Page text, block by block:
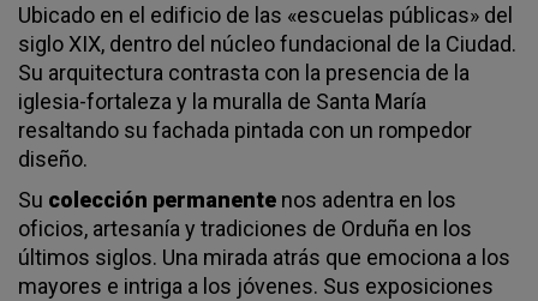
Ubicado en el edificio de las «escuelas públicas» del
siglo XIX, dentro del núcleo fundacional de la Ciudad.
Su arquitectura contrasta con la presencia de la
iglesia-fortaleza y la muralla de Santa María
resaltando su fachada pintada con un rompedor
diseño.
Su colección permanente nos adentra en los
oficios, artesanía y tradiciones de Orduña en los
últimos siglos. Una mirada atrás que emociona a los
mayores e intriga a los jóvenes. Sus exposiciones